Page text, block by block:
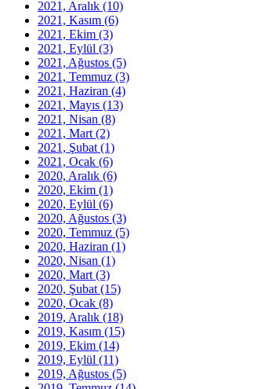
2021, Aralık (10)
2021, Kasım (6)
2021, Ekim (3)
2021, Eylül (3)
2021, Ağustos (5)
2021, Temmuz (3)
2021, Haziran (4)
2021, Mayıs (13)
2021, Nisan (8)
2021, Mart (2)
2021, Şubat (1)
2021, Ocak (6)
2020, Aralık (6)
2020, Ekim (1)
2020, Eylül (6)
2020, Ağustos (3)
2020, Temmuz (5)
2020, Haziran (1)
2020, Nisan (1)
2020, Mart (3)
2020, Şubat (15)
2020, Ocak (8)
2019, Aralık (18)
2019, Kasım (15)
2019, Ekim (14)
2019, Eylül (11)
2019, Ağustos (5)